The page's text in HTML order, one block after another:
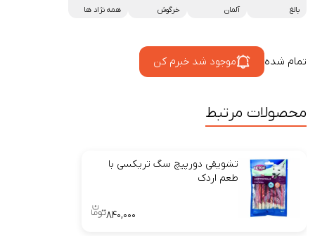
بالغ آلمان خرگوش همه نژاد ها
تمام شده موجود شد خبرم کن
محصولات مرتبط
تشویقی دورپیچ سگ تریکسی با
طعم اردک
۸۴۰,۰۰۰